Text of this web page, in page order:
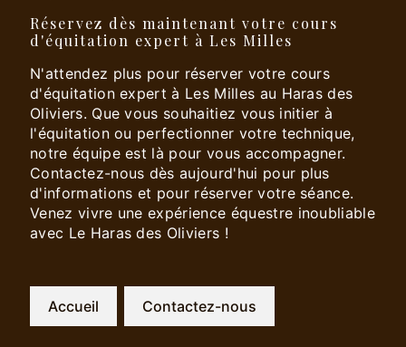
Réservez dès maintenant votre cours
d'équitation expert à Les Milles
N'attendez plus pour réserver votre cours
d'équitation expert à Les Milles au Haras des
Oliviers. Que vous souhaitiez vous initier à
l'équitation ou perfectionner votre technique,
notre équipe est là pour vous accompagner.
Contactez-nous dès aujourd'hui pour plus
d'informations et pour réserver votre séance.
Venez vivre une expérience équestre inoubliable
avec Le Haras des Oliviers !
Accueil Contactez-nous